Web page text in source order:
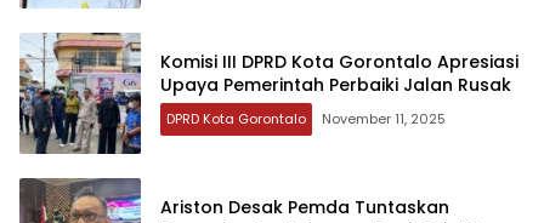
Komisi III DPRD Kota Gorontalo Apresiasi
Upaya Pemerintah Perbaiki Jalan Rusak
DPRD Kota Gorontalo November 11, 2025
Ariston Desak Pemda Tuntaskan